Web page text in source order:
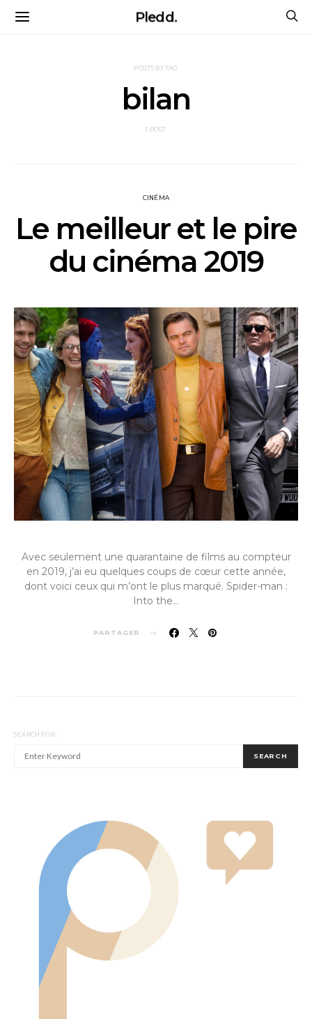
Pledd.
POSTS BY TAG
bilan
1 POST
CINÉMA
Le meilleur et le pire
du cinéma 2019
Avec seulement une quarantaine de films au compteur
en 2019, j’ai eu quelques coups de cœur cette année,
dont voici ceux qui m’ont le plus marqué. Spider-man :
Into the…
PARTAGER
SEARCH FOR:
SEARCH